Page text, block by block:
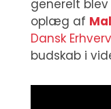
generelt
oplæg af
Dansk Erhverv
budskab i